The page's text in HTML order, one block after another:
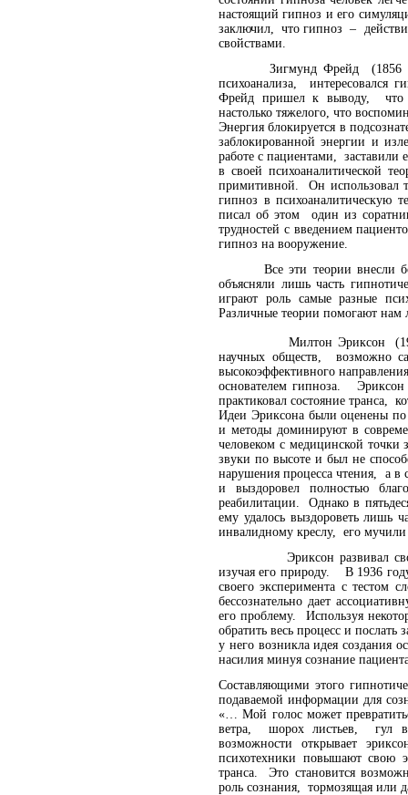
настоящий гипноз и его
заключил, что гипноз –
свойствами.
Зигмунд Фрейд (1856 -
психоанализа, интересовался
Фрейд пришел к выводу, что
настолько тяжелого, что
Энергия блокируется в
заблокированной энергии и
работе с пациентами, заставили
в своей психоаналитической
примитивной. Он использовал
гипноз в
писал об этом один из
трудностей с введением
гипноз на вооружение.
Все эти теории внесли
объясняли лишь часть
играют роль самые разные
Различные теории помогают нам
Милтон Эриксон
научных обществ, возможно
высокоэффективного
основателем гипноза.
практиковал состояние транса,
Идеи Эриксона были оценены по
и методы доминируют в
человеком с медицинской
звуки по высоте и был не
нарушения процесса чтения, а в
и выздоровел полностью
реабилитации. Однако в
ему удалось выздороветь лишь
инвалидному креслу, его
Эриксон развивал свой
изучая его природу. В 1936
своего эксперимента с тестом
бессознательно дает
его проблему. Используя
обратить весь процесс и
у него возникла идея создания
насилия минуя сознание
Составляющими этого
подаваемой информации для
«… Мой голос может
ветра, шорох листьев, гул
возможности открывает
психотехники повышают свою
транса. Это становится
роль сознания, тормозящая или